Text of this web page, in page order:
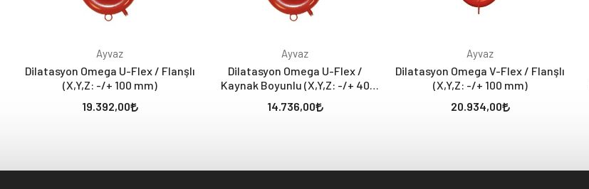
Ayvaz
Dilatasyon Omega U-Flex / Flanşlı
(X,Y,Z: -/+ 100 mm)
19.392,00
Ayvaz
Dilatasyon Omega U-Flex /
Kaynak Boyunlu (X,Y,Z: -/+ 40
14.736,00
Ayvaz
Dilatasyon Omega V-Flex / Flanşlı
(X,Y,Z: -/+ 100 mm)
20.934,00